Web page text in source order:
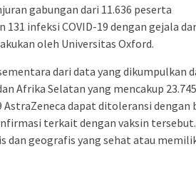
gabungan dari 11.636 peserta
infeksi COVID-19 dengan gejala
oleh Universitas Oxford.
dari data yang dikumpulkan
Afrika Selatan yang mencakup 23.745
AstraZeneca dapat ditoleransi dengan
terkait dengan vaksin tersebut.
dan geografis yang sehat atau